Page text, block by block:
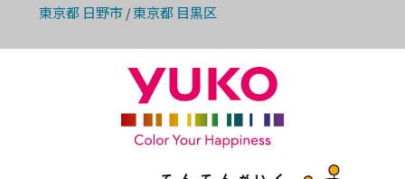
東京都 日野市/ 東京都 目黒区